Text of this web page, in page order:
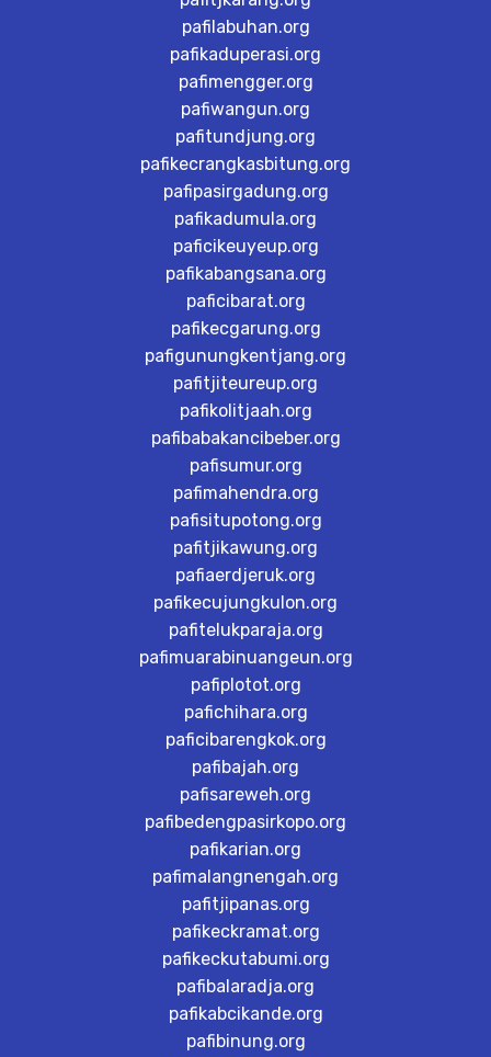
pafilabuhan.org
pafikaduperasi.org
pafimengger.org
pafiwangun.org
pafitundjung.org
pafikecrangkasbitung.org
pafipasirgadung.org
pafikadumula.org
paficikeuyeup.org
pafikabangsana.org
paficibarat.org
pafikecgarung.org
pafigunungkentjang.org
pafitjiteureup.org
pafikolitjaah.org
pafibabakancibeber.org
pafisumur.org
pafimahendra.org
pafisitupotong.org
pafitjikawung.org
pafiaerdjeruk.org
pafikecujungkulon.org
pafitelukparaja.org
pafimuarabinuangeun.org
pafiplotot.org
pafichihara.org
paficibarengkok.org
pafibajah.org
pafisareweh.org
pafibedengpasirkopo.org
pafikarian.org
pafimalangnengah.org
pafitjipanas.org
pafikeckramat.org
pafikeckutabumi.org
pafibalaradja.org
pafikabcikande.org
pafibinung.org